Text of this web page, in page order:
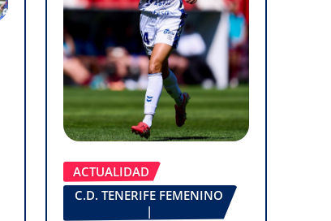
ACTUALIDAD
C.D. TENERIFE FEMENINO
|